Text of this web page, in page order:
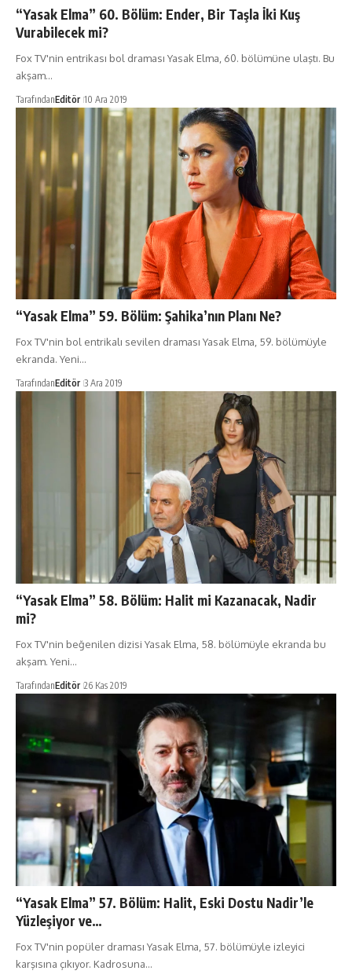
“Yasak Elma” 60. Bölüm: Ender, Bir Taşla İki Kuş
Vurabilecek mi?
Fox TV'nin entrikası bol draması Yasak Elma, 60. bölümüne ulaştı. Bu
akşam…
TarafındanEditör 10 Ara 2019
“Yasak Elma” 59. Bölüm: Şahika’nın Planı Ne?
Fox TV'nin bol entrikalı sevilen draması Yasak Elma, 59. bölümüyle
ekranda. Yeni…
TarafındanEditör 3 Ara 2019
“Yasak Elma” 58. Bölüm: Halit mi Kazanacak, Nadir
mi?
Fox TV'nin beğenilen dizisi Yasak Elma, 58. bölümüyle ekranda bu
akşam. Yeni…
TarafındanEditör 26 Kas 2019
“Yasak Elma” 57. Bölüm: Halit, Eski Dostu Nadir’le
Yüzleşiyor ve…
Fox TV'nin popüler draması Yasak Elma, 57. bölümüyle izleyici
karşısına çıkıyor. Kadrosuna…